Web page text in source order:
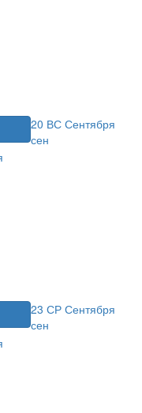
20 ВС Сентября
сен
23 СР Сентября
сен